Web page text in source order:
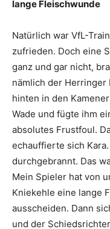
lange Fleischwunde
Natürlich war VfL-
zufrieden. Doch eine
ganz und gar nicht,
nämlich der Herringer
hinten in den
Wade und fügte ihm
absolutes Frustfoul.
echauffierte sich
durchgebrannt. Das
Mein Spieler hat von
Kniekehle eine lange
ausscheiden. Dann
und der